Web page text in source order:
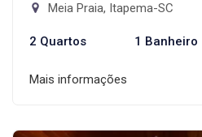
Meia Praia, Itapema-SC
2 Quartos 1 Banheiro
Mais informações